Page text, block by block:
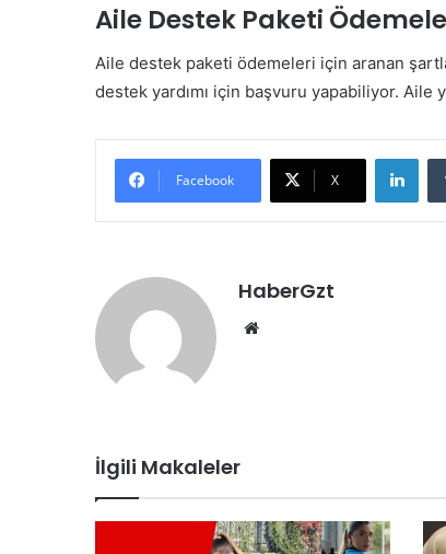
Aile Destek Paketi
Aile destek paketi ödemeleri için aranan
destek yardımı için başvuru yapabiliyor. Aile
Facebook X
HaberGzt
İlgili Makaleler